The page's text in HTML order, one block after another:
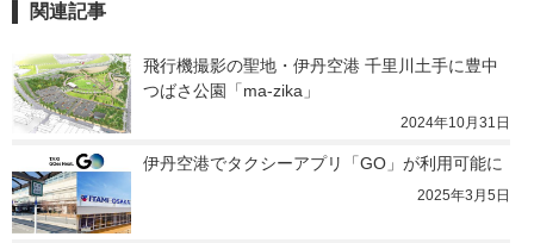
関連記事
飛行機撮影の聖地・伊丹空港 千里川土手に豊中
つばさ公園「ma-zika」
2024年10月31日
伊丹空港でタクシーアプリ「GO」が利用可能に
2025年3月5日